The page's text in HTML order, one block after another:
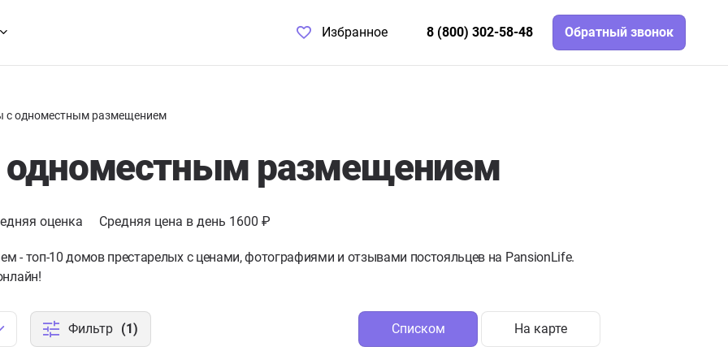
Избранное 8 (800) 302-58-48 Обратный звонок
с одноместным размещением
одноместным размещением
оценка Средняя цена в день 1600 ₽
- топ-10 домов престарелых с ценами, фотографиями и отзывами постояльцев на PansionLife.
Фильтр (1) Списком На карте